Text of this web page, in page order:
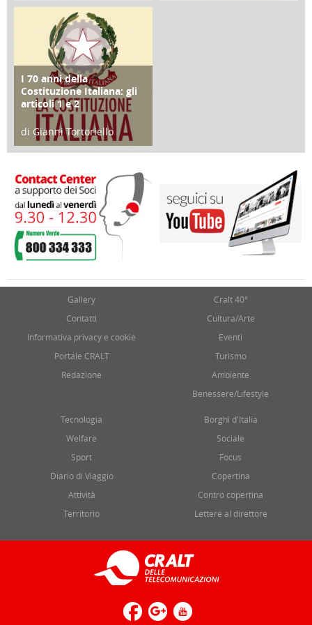
25 Giugno 2016
FOCUS
I 70 anni della
Costituzione Italiana: gli
articoli 1 e 2
di Gianni Tortoriello
17 Marzo 2018
Gallery
Contatti
Informativa privacy e cookie
Portale CRALT
Redazione
Cralt 40°
Cultura/Arte
Eventi
Turismo
Ambiente
Benessere/Lifestyle
Tecnologia
Welfare
Sport
Diario di Viaggio
Attività
Territorio
Borghi d'Italia
Sociale
Focus
Copertina
Contro copertina
Lettere al direttore